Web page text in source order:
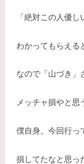
「絶対この人優
わかってもらえる
なので「山づき」
メッチャ損やと思
僕自身、今回行っ
損してたなと思っ